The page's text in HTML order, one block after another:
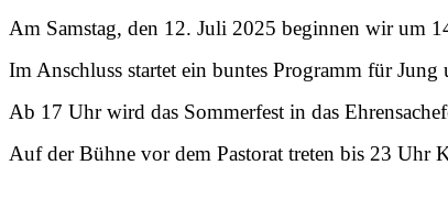
Am Samstag, den 12. Juli 2025 beginnen wir um
Im Anschluss startet ein buntes Programm für Jung
Ab 17 Uhr wird das Sommerfest in das
Auf der Bühne vor dem Pastorat treten bis 23 Uhr